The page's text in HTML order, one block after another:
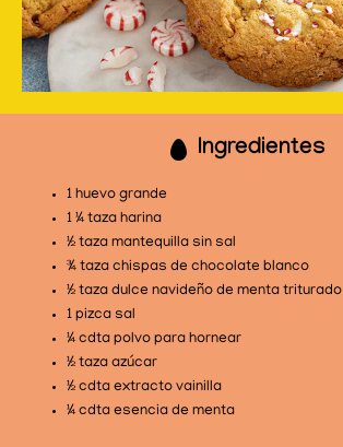
Ingredientes
1 huevo grande
1 ¼ taza harina
½ taza mantequilla sin sal
¾ taza chispas de chocolate blanco
½ taza dulce navideño de menta triturado
1 pizca sal
¼ cdta polvo para hornear
½ taza azúcar
½ cdta extracto vainilla
¼ cdta esencia de menta